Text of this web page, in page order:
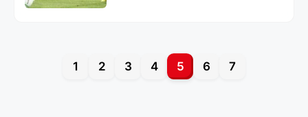
1 2 3 4 5 6 7